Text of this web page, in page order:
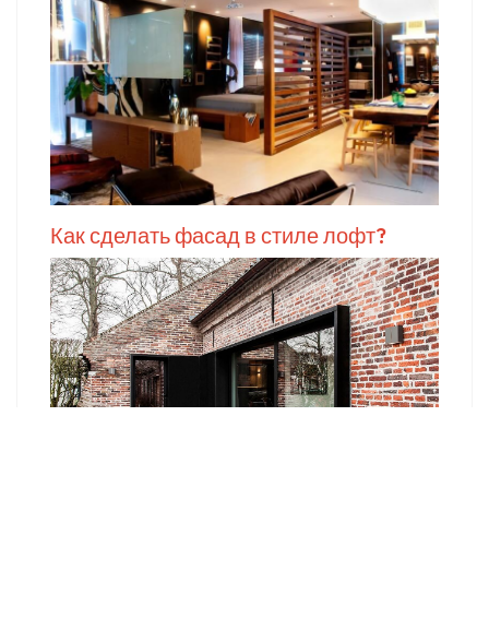
Как сделать фасад в стиле лофт?